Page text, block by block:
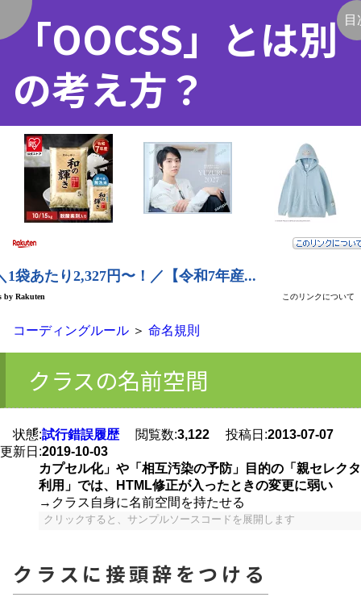
「OOCSS」とは別
の考え方？
コーディングルール ＞ 命名規則
目
クラスの名前空間
状態:試行錯誤履歴閲覧数:3,122 投稿日:2013-07-07
更新日:2019-10-03
「
カプセル化」や「相互汚染の予防」目的の「親セレクタ
利用」では、HTML修正が入ったときの変更に弱い
→クラス自身に名前空間を持たせる
クリックすると、サンプルソースコードを展開します
クラスに接頭辞をつける